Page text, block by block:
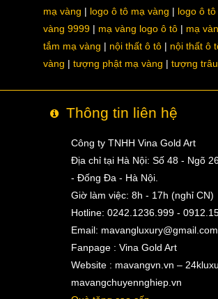
mạ vàng
logo ô tô mạ vàng logo ô
vàng 9999
mạ vàng logo ô tô mạ
tắm mạ vàng
nội thất ô tô nội thất ô
vàng
tượng phật mạ vàng tượng
Thông tin liên hệ
Công ty TNHH Vina Gold Art
Địa chỉ tại Hà Nội: Số 48 - Ngõ
- Đống Đa - Hà Nội.
Giờ làm việc: 8h - 17h (nghỉ CN)
Hotline: 0242.1236.999 -
Email: mavangluxury@gmail.com
Fanpage : Vina Gold Art
Website : mavangvn.vn –
mavangchuyennghiep.vn